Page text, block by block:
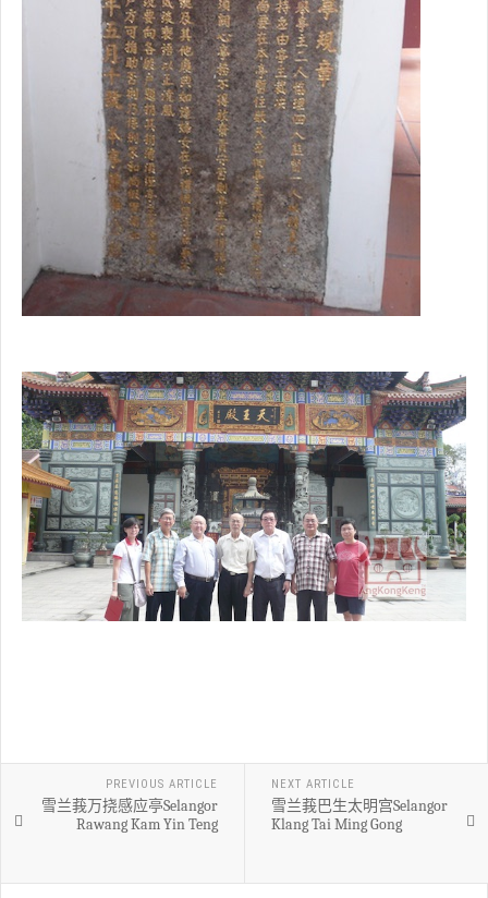
PREVIOUS ARTICLE
雪兰莪万挠感应亭Selangor
Rawang Kam Yin Teng
NEXT ARTICLE
雪兰莪巴生太明宫Selangor
Klang Tai Ming Gong